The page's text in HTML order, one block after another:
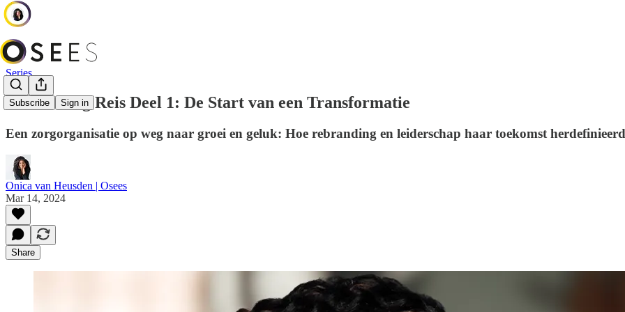
Subscribe Sign in
Series
Rebranding Reis Deel 1: De Start van een Transformatie
Een zorgorganisatie op weg naar groei en geluk: Hoe rebranding en leiderschap haar toekomst
Onica van Heusden | Osees
Mar 14, 2024
Share